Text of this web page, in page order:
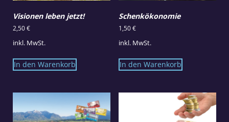
Visionen leben jetzt!
2,50€
inkl. MwSt.
In den Warenkorb
Schenkökonomie
1,50€
inkl. MwSt.
In den Warenkorb